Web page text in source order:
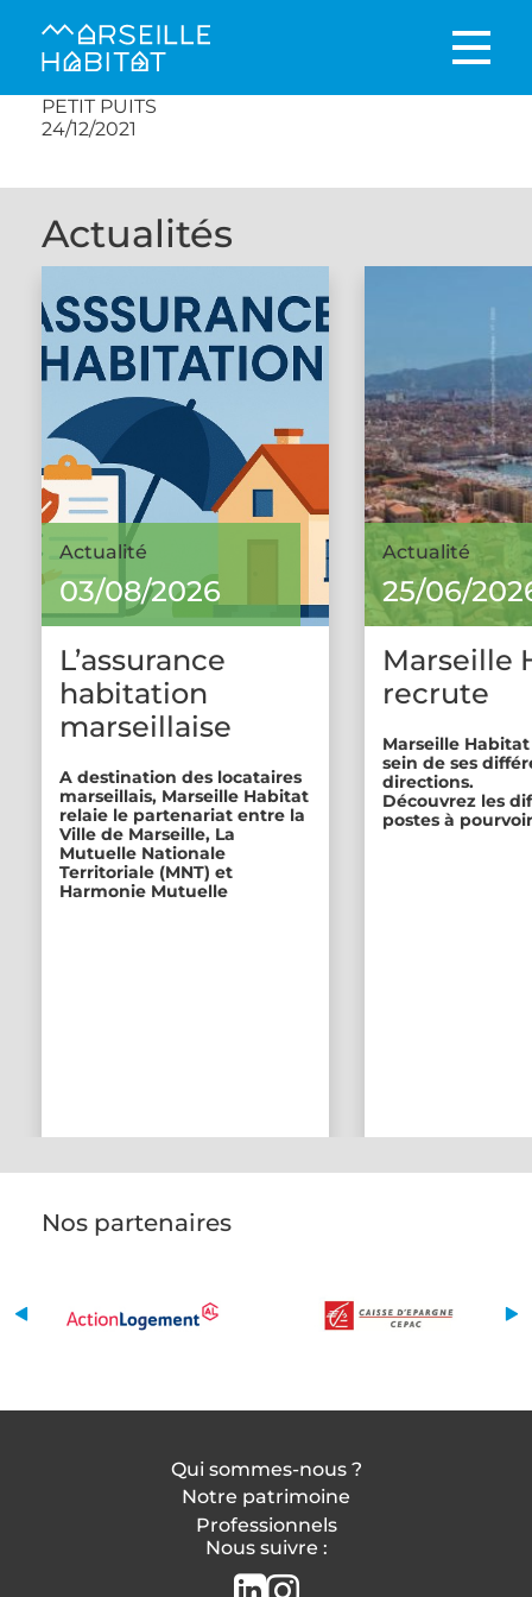
PETIT PUITS
24/12/2021
Actualités
Actualité
03/08/2026
L’assurance
habitation
marseillaise
A destination des locataires
marseillais, Marseille Habitat
relaie le partenariat entre la
Ville de Marseille, La
Mutuelle Nationale
Territoriale (MNT) et
Harmonie Mutuelle
Actualité
25/06/
Marseille
recrute
Marseille
sein de ses
directions.
Découvrez les
postes à
Nos partenaires
Qui sommes-nous ?
Notre patrimoine
Professionnels
Nous suivre :